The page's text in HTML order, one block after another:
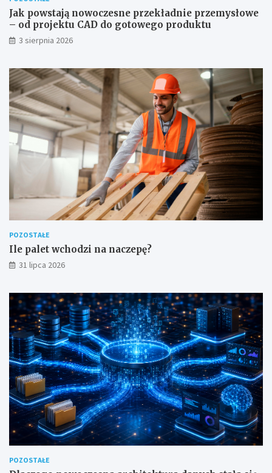
Jak powstają nowoczesne przekładnie przemysłowe
– od projektu CAD do gotowego produktu
3 sierpnia 2026
POZOSTAŁE
Ile palet wchodzi na naczepę?
31 lipca 2026
POZOSTAŁE